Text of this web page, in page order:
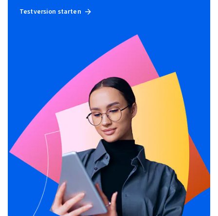
Testversion starten